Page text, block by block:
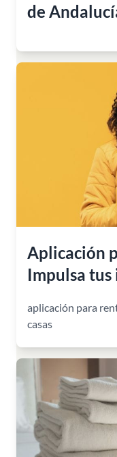
de
Aplicación
Impulsa
aplicación para
casas